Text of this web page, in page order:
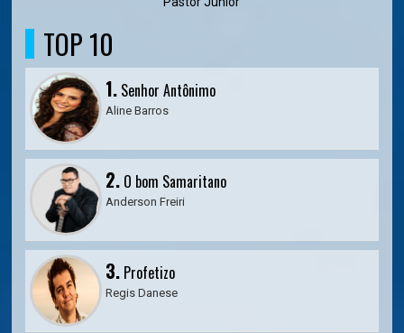
TOP 10
1. Senhor Antônimo
Aline Barros
2. O bom Samaritano
Anderson Freiri
3. Profetizo
Regis Danese